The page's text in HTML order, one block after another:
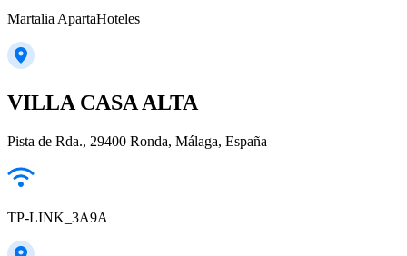
Martalia ApartaHoteles
VILLA CASA ALTA
Pista de Rda., 29400 Ronda, Málaga, España
TP-LINK_3A9A